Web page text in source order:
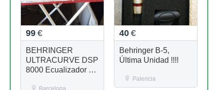
99 €
BEHRINGER
ULTRACURVE DSP
8000 Ecualizador 31
Barcelona
40 €
Behringer B-5,
Última Unidad !!!!
Palencia